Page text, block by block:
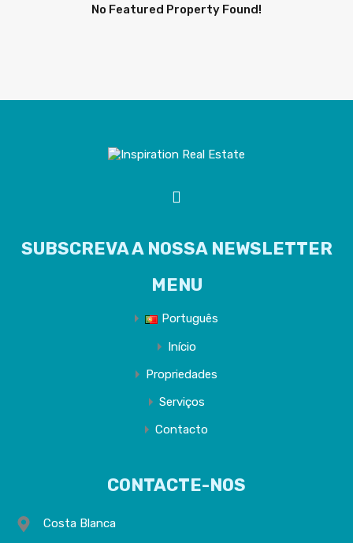
No Featured Property Found!
SUBSCREVA A NOSSA NEWSLETTER
MENU
Português
Início
Propriedades
Serviços
Contacto
CONTACTE-NOS
Costa Blanca